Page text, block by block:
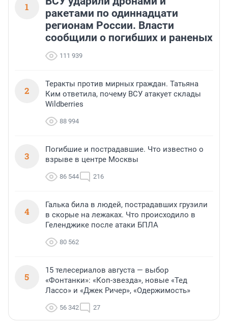
1
ракетами по одиннадцати
регионам России. Власти
сообщили о погибших и раненых
111 939
2
Теракты против мирных граждан. Татьяна
Ким ответила, почему ВСУ атакует склады
Wildberries
88 994
3
Погибшие и пострадавшие. Что известно о
взрыве в центре Москвы
86 544 216
4
Галька била в людей, пострадавших грузили
в скорые на лежаках. Что происходило в
Геленджике после атаки БПЛА
80 562
5
15 телесериалов августа — выбор
«Фонтанки»: «Коп-звезда», новые «Тед
Лассо» и «Джек Ричер», «Одержимость»
56 342 27